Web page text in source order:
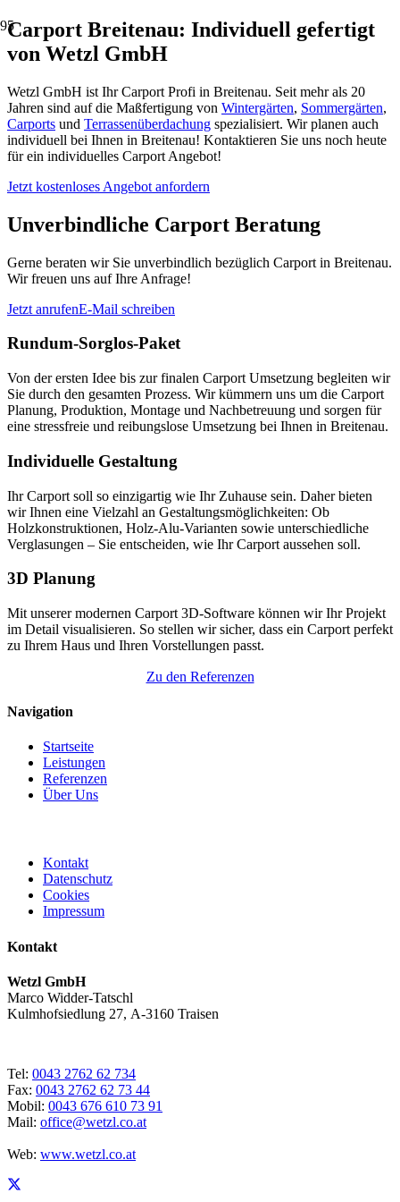
Carport Breitenau: Individuell gefertigt
von Wetzl GmbH
Wetzl GmbH ist Ihr Carport Profi in Breitenau. Seit mehr als 20
Jahren sind auf die Maßfertigung von Wintergärten, Sommergärten,
Carports und Terrassenüberdachung spezialisiert. Wir planen auch
individuell bei Ihnen in Breitenau! Kontaktieren Sie uns noch heute
für ein individuelles Carport Angebot!
Jetzt kostenloses Angebot anfordern
Unverbindliche Carport Beratung
Gerne beraten wir Sie unverbindlich bezüglich Carport in Breitenau.
Wir freuen uns auf Ihre Anfrage!
Jetzt anrufenE-Mail schreiben
Rundum-Sorglos-Paket
Von der ersten Idee bis zur finalen Carport Umsetzung begleiten wir
Sie durch den gesamten Prozess. Wir kümmern uns um die Carport
Planung, Produktion, Montage und Nachbetreuung und sorgen für
eine stressfreie und reibungslose Umsetzung bei Ihnen in Breitenau.
Individuelle Gestaltung
Ihr Carport soll so einzigartig wie Ihr Zuhause sein. Daher bieten
wir Ihnen eine Vielzahl an Gestaltungsmöglichkeiten: Ob
Holzkonstruktionen, Holz-Alu-Varianten sowie unterschiedliche
Verglasungen – Sie entscheiden, wie Ihr Carport aussehen soll.
3D Planung
Mit unserer modernen Carport 3D-Software können wir Ihr Projekt
im Detail visualisieren. So stellen wir sicher, dass ein Carport perfekt
zu Ihrem Haus und Ihren Vorstellungen passt.
Zu den Referenzen
Navigation
Startseite
Leistungen
Referenzen
Über Uns
Kontakt
Datenschutz
Cookies
Impressum
Kontakt
Wetzl GmbH
Marco Widder-Tatschl
Kulmhofsiedlung 27, A-3160 Traisen
Tel: 0043 2762 62 734
Fax: 0043 2762 62 73 44
Mobil: 0043 676 610 73 91
Mail: office@wetzl.co.at
Web: www.wetzl.co.at